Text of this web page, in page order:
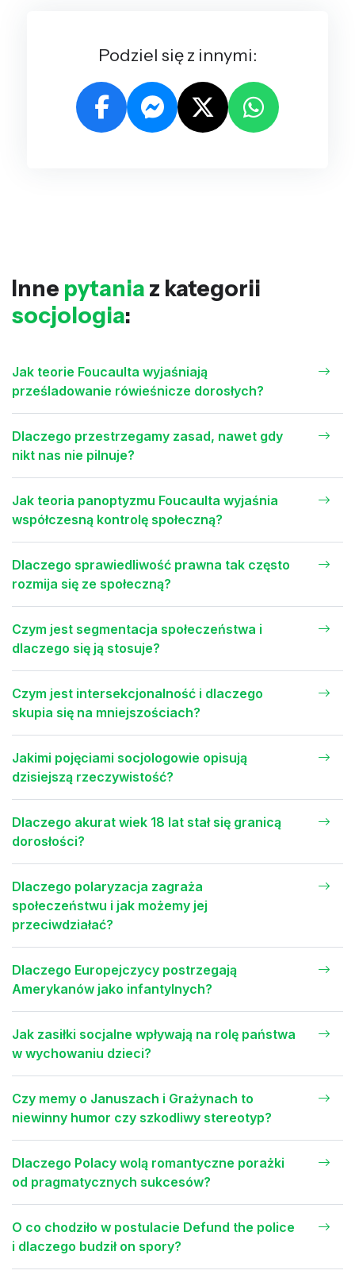
Podziel się z innymi:
Inne pytania z kategorii
socjologia:
Jak teorie Foucaulta wyjaśniają
prześladowanie rówieśnicze dorosłych?
Dlaczego przestrzegamy zasad, nawet gdy
nikt nas nie pilnuje?
Jak teoria panoptyzmu Foucaulta wyjaśnia
współczesną kontrolę społeczną?
Dlaczego sprawiedliwość prawna tak często
rozmija się ze społeczną?
Czym jest segmentacja społeczeństwa i
dlaczego się ją stosuje?
Czym jest intersekcjonalność i dlaczego
skupia się na mniejszościach?
Jakimi pojęciami socjologowie opisują
dzisiejszą rzeczywistość?
Dlaczego akurat wiek 18 lat stał się granicą
dorosłości?
Dlaczego polaryzacja zagraża
społeczeństwu i jak możemy jej
przeciwdziałać?
Dlaczego Europejczycy postrzegają
Amerykanów jako infantylnych?
Jak zasiłki socjalne wpływają na rolę państwa
w wychowaniu dzieci?
Czy memy o Januszach i Grażynach to
niewinny humor czy szkodliwy stereotyp?
Dlaczego Polacy wolą romantyczne porażki
od pragmatycznych sukcesów?
O co chodziło w postulacie Defund the police
i dlaczego budził on spory?